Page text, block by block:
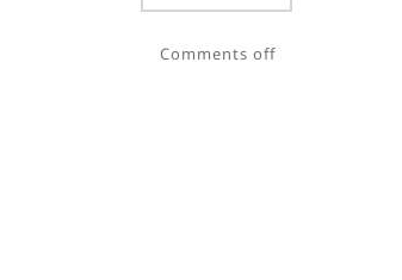
Comments off